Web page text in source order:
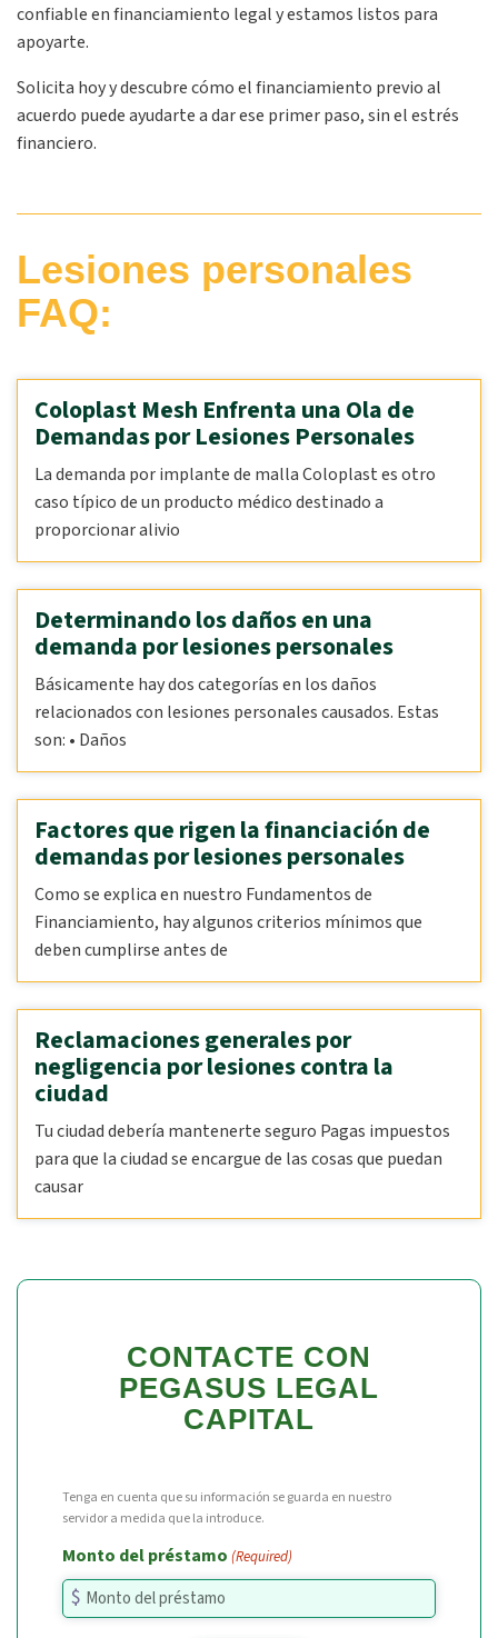
confiable en financiamiento legal y estamos listos para
apoyarte.
Solicita hoy y descubre cómo el financiamiento previo al
acuerdo puede ayudarte a dar ese primer paso, sin el estrés
financiero.
Lesiones personales
FAQ:
Coloplast Mesh Enfrenta una Ola de
Demandas por Lesiones Personales
La demanda por implante de malla Coloplast es otro
caso típico de un producto médico destinado a
proporcionar alivio
Determinando los daños en una
demanda por lesiones personales
Básicamente hay dos categorías en los daños
relacionados con lesiones personales causados. Estas
son: • Daños
Factores que rigen la financiación de
demandas por lesiones personales
Como se explica en nuestro Fundamentos de
Financiamiento, hay algunos criterios mínimos que
deben cumplirse antes de
Reclamaciones generales por
negligencia por lesiones contra la
ciudad
Tu ciudad debería mantenerte seguro Pagas impuestos
para que la ciudad se encargue de las cosas que puedan
causar
CONTACTE CON
PEGASUS LEGAL
CAPITAL
Tenga en cuenta que su información se guarda en nuestro
servidor a medida que la introduce.
Monto del préstamo (Required)